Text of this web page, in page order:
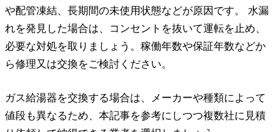
や配管凍結、長期間の未使用状態などが原因です。 水漏
れを発見した場合は、コンセントを抜いて運転を止め、
必要な対処を取りましょう。稼働年数や保証年数などか
ら修理又は交換をご検討ください。
ガス給湯器を交換する場合は、メーカーや種類によって
値段も異なるため、本記事を参考にしつつ複数社に見積